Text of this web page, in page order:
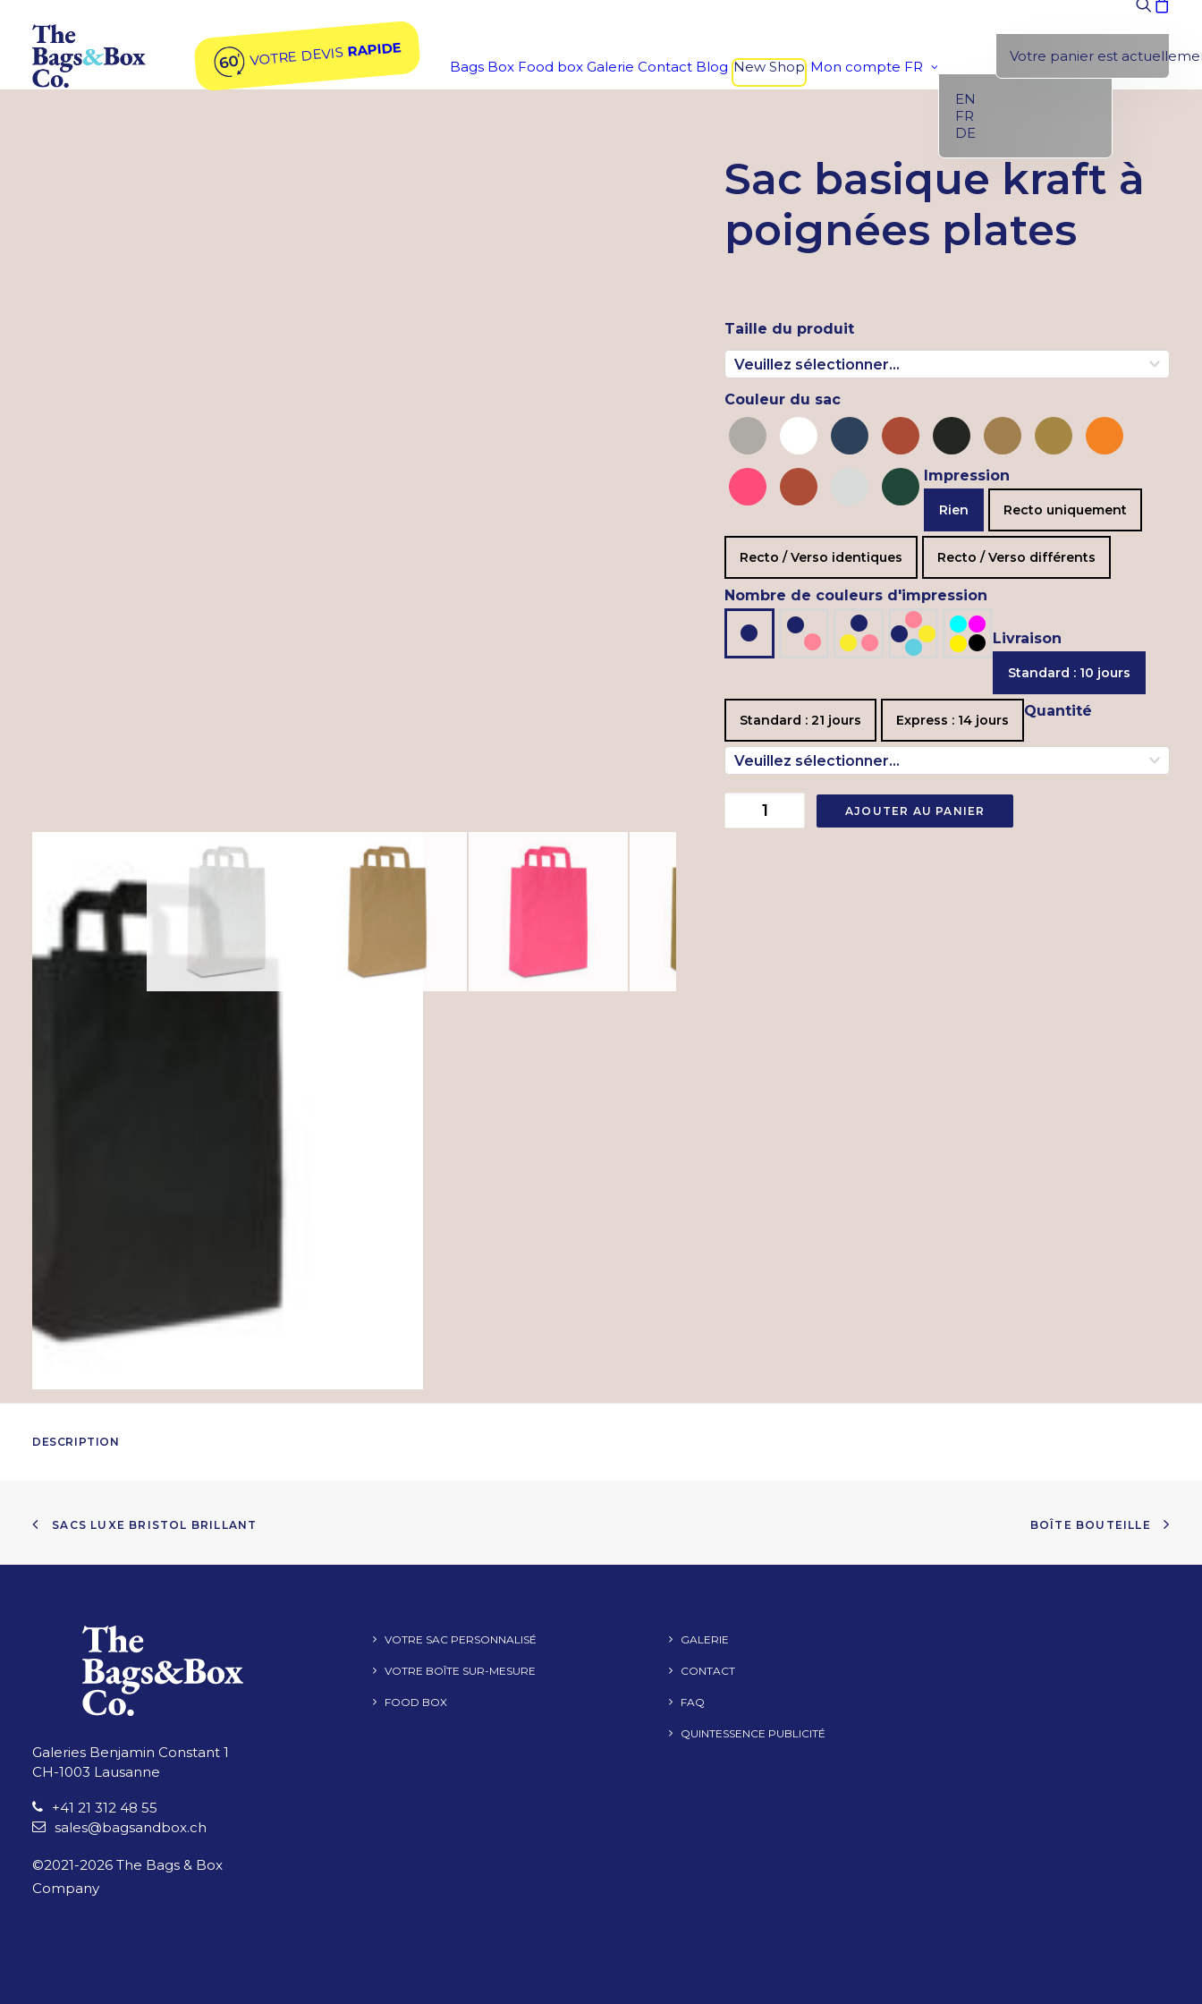
The Bags & Box Company, le détaillant suisse pour vos sacs et boîtes d’emballage personnalisés !
VOTRE DEVISRAPIDE
Bags Box Food box Galerie Contact Blog New Shop Mon compte FR
EN
FR
DE
Votre panier est
Sac basique kraft à
poignées plates
Taille du produit
Couleur du sac
Impression
Rien Recto uniquement
Recto / Verso identiques Recto / Verso différents
Nombre de couleurs d'impression
Livraison
Standard : 10 jours
Standard : 21 jours Express : 14 jours
Quantité
Quantité AJOUTER AU PANIER
DESCRIPTION
SACS LUXE BRISTOL BRILLANT BOÎTE BOUTEILLE
Galeries Benjamin Constant 1
CH-1003 Lausanne
+41 21 312 48 55
sales@bagsandbox.ch
©2021-2026 The Bags & Box
Company
VOTRE SAC PERSONNALISÉ
VOTRE BOÎTE SUR-MESURE
FOOD BOX
GALERIE
CONTACT
FAQ
QUINTESSENCE PUBLICITÉ